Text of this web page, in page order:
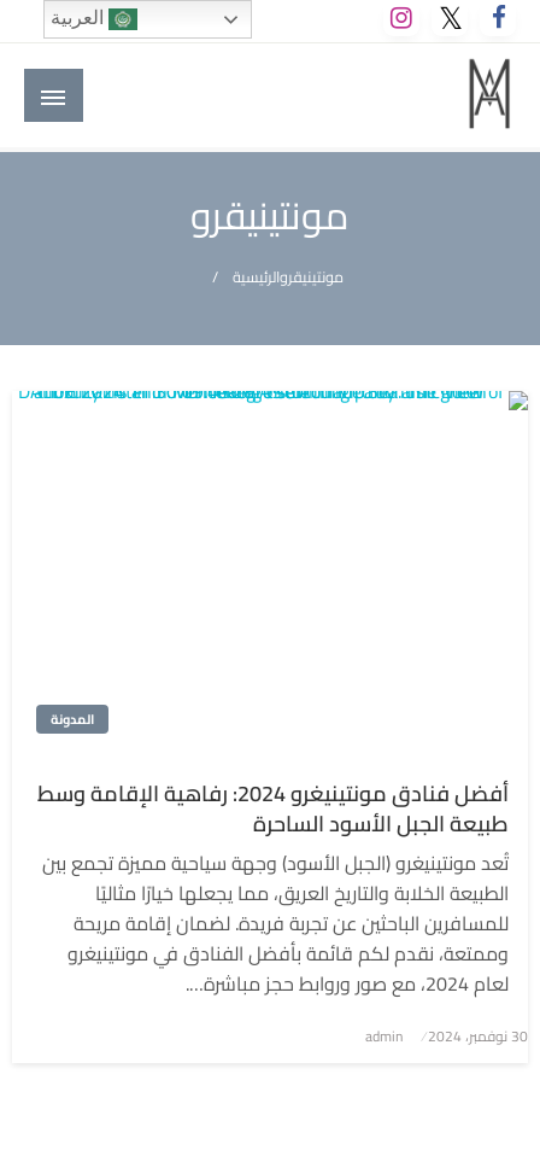
التخطي
إلى
المحتوى
M A hotels | إم ايه هوتيلز
الموقع الأول للعاملين في الفنادق في العالم العربي
مونتينيقرو
الرئيسيةمونتينيقرو
المدونة
أفضل فنادق مونتينيغرو 2024: رفاهية الإقامة وسط
طبيعة الجبل الأسود الساحرة
تُعد مونتينيغرو (الجبل الأسود) وجهة سياحية مميزة تجمع بين
الطبيعة الخلابة والتاريخ العريق، مما يجعلها خيارًا مثاليًا
للمسافرين الباحثين عن تجربة فريدة. لضمان إقامة مريحة
وممتعة، نقدم لكم قائمة بأفضل الفنادق في مونتينيغرو
لعام 2024، مع صور وروابط حجز مباشرة….
نُشر
30 نوفمبر، 2024 admin
العربية